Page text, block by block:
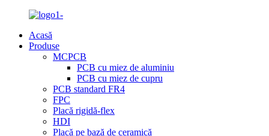
Acasă
Produse
MCPCB
PCB cu miez de aluminiu
PCB cu miez de cupru
PCB standard FR4
FPC
Placă rigidă-flex
HDI
Placă pe bază de ceramică